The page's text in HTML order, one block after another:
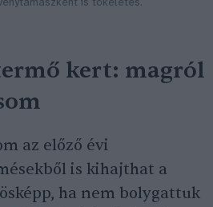
is tökéletes.
kert: magról
az előző évi
is kihajthat a
ha nem bolygattuk